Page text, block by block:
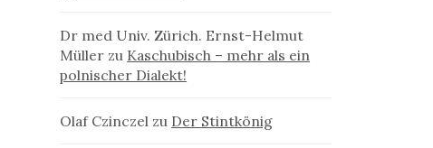
Dr med Univ. Zürich. Ernst-Helmut
Müller zu Kaschubisch – mehr als ein
polnischer Dialekt!
Olaf Czinczel zu Der Stintkönig